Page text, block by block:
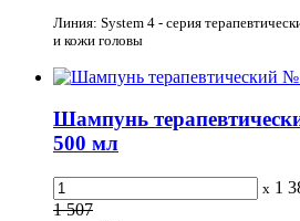
Линия: System 4 - серия
и кожи головы
Шампунь
500 мл
x 1
1 507